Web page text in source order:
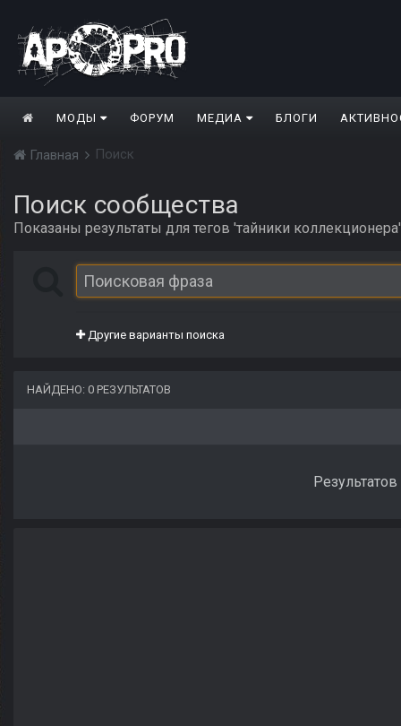
МОДЫ ФОРУМ МЕДИА БЛОГИ
Главная Поиск
Поиск сообщества
Показаны результаты для тегов 'тайники
Другие варианты поиска
НАЙДЕНО: 0 РЕЗУЛЬТАТОВ